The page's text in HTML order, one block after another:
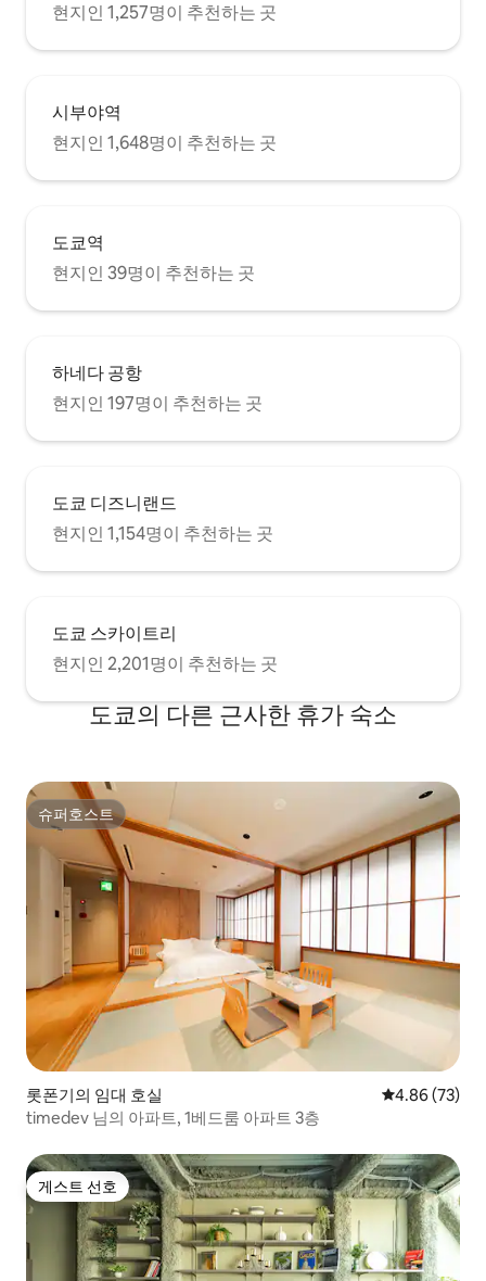
현지인 1,257명이 추천하는 곳
시부야역
현지인 1,648명이 추천하는 곳
도쿄역
현지인 39명이 추천하는 곳
하네다 공항
현지인 197명이 추천하는 곳
도쿄 디즈니랜드
현지인 1,154명이 추천하는 곳
도쿄 스카이트리
현지인 2,201명이 추천하는 곳
도쿄의 다른 근사한 휴가 숙소
슈퍼호스트
슈퍼호스트
롯폰기의 임대 호실 평점 4.86점(5
4.86 (73)
timedev 님의 아파트, 1베드룸 아파트 3층
게스트 선호
게스트 선호